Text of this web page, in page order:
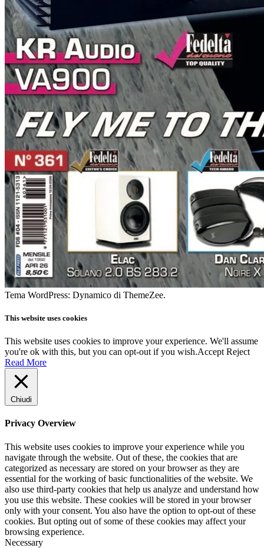
Tema WordPress: Dynamico di ThemeZee.
This website uses cookies
This website uses cookies to improve your experience. We'll assume
you're ok with this, but you can opt-out if you wish.Accept Reject
Read More
Chiudi
Privacy Overview
This website uses cookies to improve your experience while you
navigate through the website. Out of these, the cookies that are
categorized as necessary are stored on your browser as they are
essential for the working of basic functionalities of the website. We
also use third-party cookies that help us analyze and understand how
you use this website. These cookies will be stored in your browser
only with your consent. You also have the option to opt-out of these
cookies. But opting out of some of these cookies may affect your
browsing experience.
Necessary